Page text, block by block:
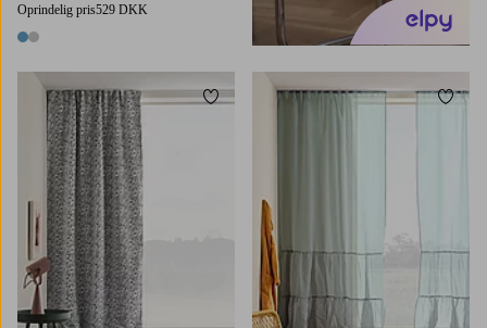
Oprindelig pris529 DKK
2 farver
Tilføj til favoritter
250300
Tilføj